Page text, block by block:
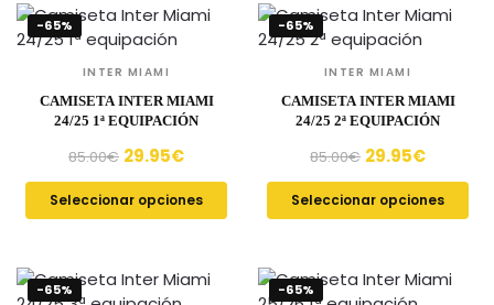
-65%
INTER MIAMI
CAMISETA INTER MIAMI
24/25 1ª EQUIPACIÓN
85.00€ 29.95€
Seleccionar opciones
-65%
INTER MIAMI
CAMISETA INTER MIAMI
24/25 2ª EQUIPACIÓN
85.00€ 29.95€
Seleccionar opciones
-65% -65%